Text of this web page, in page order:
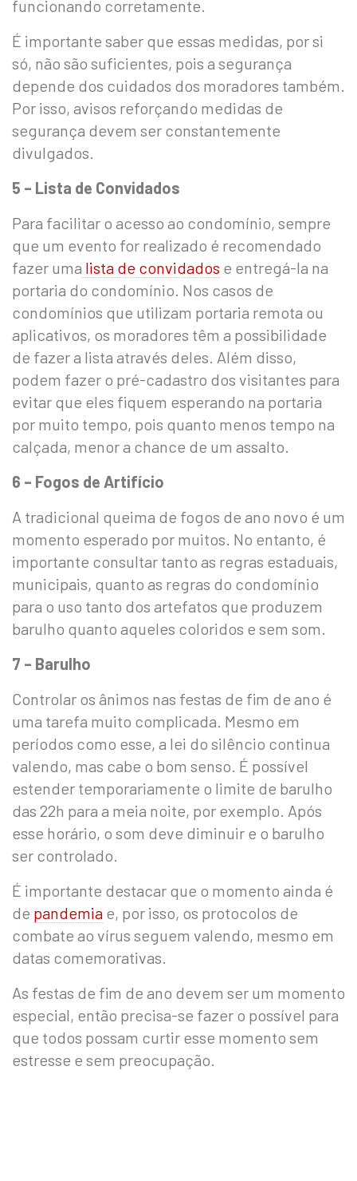
funcionando corretamente.
É importante saber que essas medidas, por si
só, não são suficientes, pois a segurança
depende dos cuidados dos moradores também.
Por isso, avisos reforçando medidas de
segurança devem ser constantemente
divulgados.
5 – Lista de Convidados
Para facilitar o acesso ao condomínio, sempre
que um evento for realizado é recomendado
fazer uma lista de convidados e entregá-la na
portaria do condomínio. Nos casos de
condomínios que utilizam portaria remota ou
aplicativos, os moradores têm a possibilidade
de fazer a lista através deles. Além disso,
podem fazer o pré-cadastro dos visitantes para
evitar que eles fiquem esperando na portaria
por muito tempo, pois quanto menos tempo na
calçada, menor a chance de um assalto.
6 – Fogos de Artifício
A tradicional queima de fogos de ano novo é um
momento esperado por muitos. No entanto, é
importante consultar tanto as regras estaduais,
municipais, quanto as regras do condomínio
para o uso tanto dos artefatos que produzem
barulho quanto aqueles coloridos e sem som.
7 – Barulho
Controlar os ânimos nas festas de fim de ano é
uma tarefa muito complicada. Mesmo em
períodos como esse, a lei do silêncio continua
valendo, mas cabe o bom senso. É possível
estender temporariamente o limite de barulho
das 22h para a meia noite, por exemplo. Após
esse horário, o som deve diminuir e o barulho
ser controlado.
É importante destacar que o momento ainda é
de pandemia e, por isso, os protocolos de
combate ao vírus seguem valendo, mesmo em
datas comemorativas.
As festas de fim de ano devem ser um momento
especial, então precisa-se fazer o possível para
que todos possam curtir esse momento sem
estresse e sem preocupação.